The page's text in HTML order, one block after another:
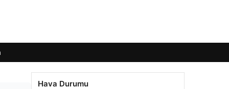
Hava Durumu